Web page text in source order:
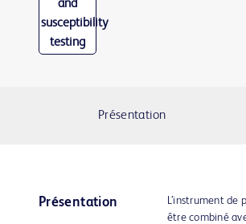
Présentation
Présentation
L’instrument de
être combiné